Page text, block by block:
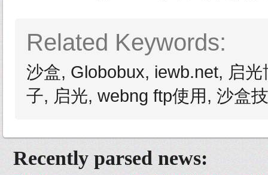
Related Keywords:
沙盒, Globobux, iewb.net, 启
子, 启光, webng ftp使用, 沙盒
Recently parsed news: